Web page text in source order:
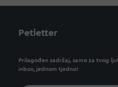
Petletter
Prilagođen sadržaj, samo za tvog
inbox, jednom tjedno!